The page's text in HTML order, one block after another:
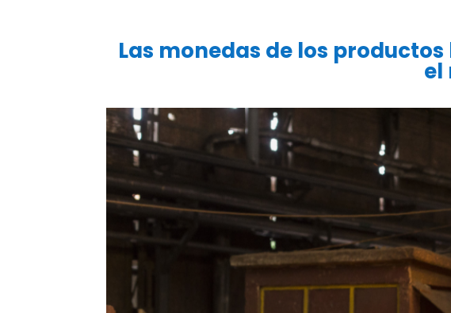
Las monedas de los
el